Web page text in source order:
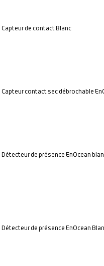
Capteur de contact Blanc
Capteur contact sec débrochable
Détecteur de présence EnOcean
Détecteur de présence EnOcean